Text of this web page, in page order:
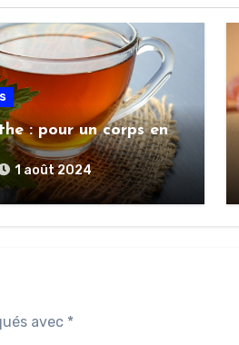
: pour un corps en
1 août 2024
avec *